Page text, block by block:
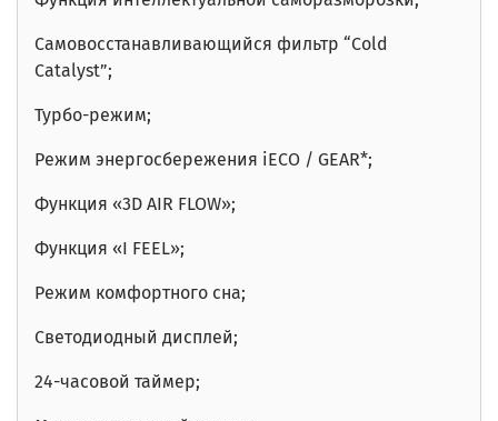
Самовосстанавливающийся фильтр “Cold
Catalyst”;
Турбо-режим;
Режим энергосбережения iECO / GEAR*;
Функция «3D AIR FLOW»;
Функция «I FEEL»;
Режим комфортного сна;
Светодиодный дисплей;
24-часовой таймер;